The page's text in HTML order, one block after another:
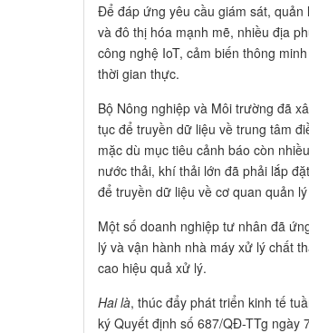
Để đáp ứng yêu cầu giám sát,
và đô thị hóa mạnh mẽ, nhiều địa
công nghệ IoT, cảm biến thông
thời gian thực.
Bộ Nông nghiệp và Môi trường đã
tục để truyền dữ liệu về trung tâm
mặc dù mục tiêu cảnh báo còn
nước thải, khí thải lớn đã phải lắp
để truyền dữ liệu về cơ quan quản
Một số doanh nghiệp tư nhân đã
lý và vận hành nhà máy xử lý chất
cao hiệu quả xử lý.
Hai là, thúc đẩy phát triển kinh tế
ký Quyết định số 687/QĐ-TTg ngày